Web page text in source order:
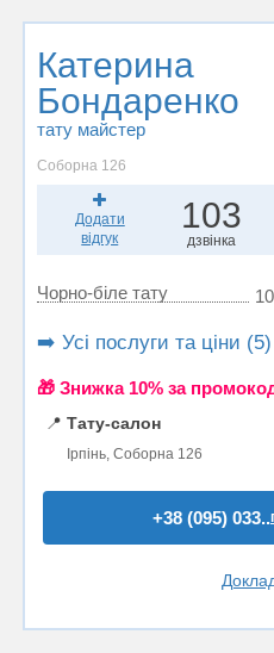
Катерина
Бондаренко
тату майстер
Соборна 126
Додати
відгук
103
дзвінка
Чорно-біле тату
➡️ Усі послуги та ціни (5)
🎁 Знижка 10% за
📍 Тату-салон
Ірпінь, Соборна 126
+38 (095) 033..